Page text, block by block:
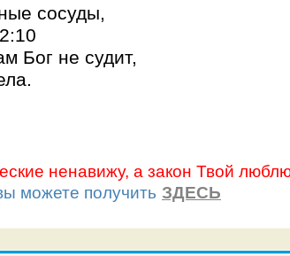
сосуды,
Бог не судит,
ненавижу, а закон Твой
можете получить ЗДЕСЬ